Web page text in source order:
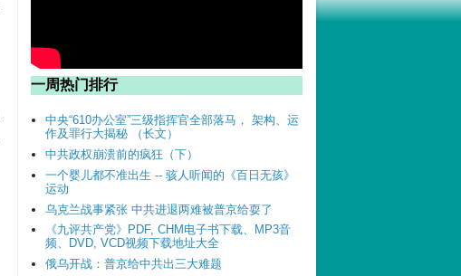
一周热门排行
中央“610办公室”三级指挥官全部落马， 架构、运
作及罪行大揭秘 （长文）
中共政权崩溃前的疯狂（下）
一个婴儿都不准出生 -- 骇人听闻的《百日无孩》
运动
乌克兰战事紧张 中共进退两难被普京给耍了
《九评共产党》PDF, CHM电子书下载、MP3音
频、DVD, VCD视频下载地址大全
俄乌开战：普京给中共出三大难题